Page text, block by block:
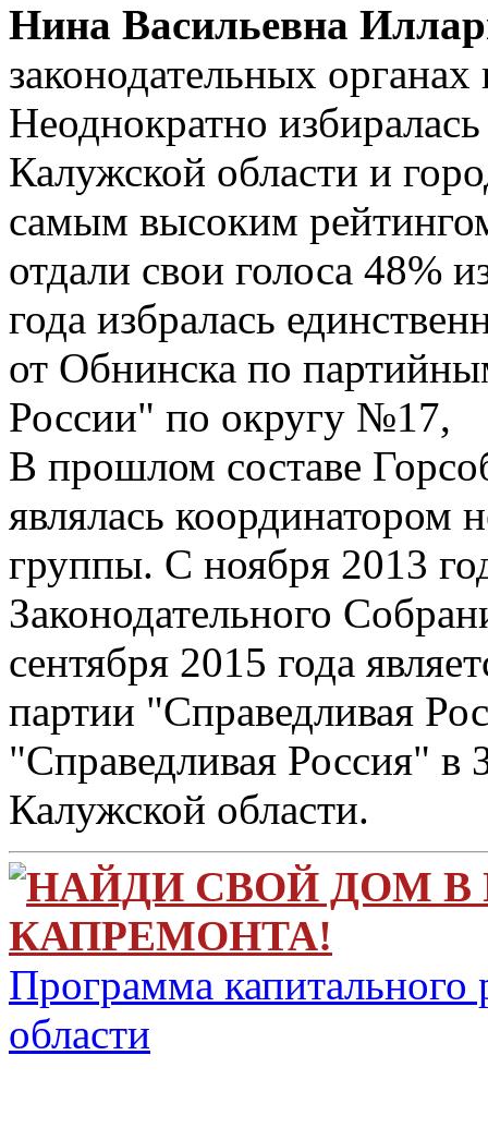
Нина Васильевна
законодательных органах
Неоднократно
Калужской области и
самым высоким
отдали свои голоса 48%
года избралась
от Обнинска по
России" по округу №17,
В прошлом составе
являлась координатором
группы. С ноября 2013
Законодательного
сентября 2015 года
партии "Справедливая
"Справедливая Россия" в
Калужской области.
НАЙДИ СВОЙ ДОМ В
КАПРЕМОНТА!
Программа
области